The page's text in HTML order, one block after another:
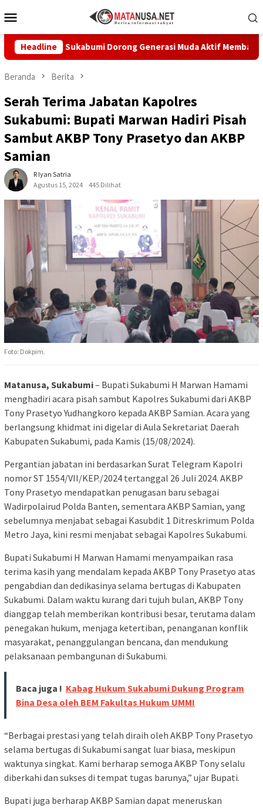
ke
Mobile
Headline
Sukabumi Dorong Generasi Muda Aktif Membangun Desa
Beranda Berita
Serah Terima Jabatan Kapolres
Sukabumi: Bupati Marwan Hadiri Pisah
Sambut AKBP Tony Prasetyo dan AKBP
Samian
R Iyan Satria
Agustus 15, 2024
445 Dilihat
Foto: Dokpim.
Matanusa, Sukabumi– Bupati Sukabumi H Marwan Hamami
menghadiri acara pisah sambut Kapolres Sukabumi dari AKBP
Tony Prasetyo Yudhangkoro kepada AKBP Samian. Acara yang
berlangsung khidmat ini digelar di Aula Sekretariat Daerah
Kabupaten Sukabumi, pada Kamis (15/08/2024).
Pergantian jabatan ini berdasarkan Surat Telegram Kapolri
nomor ST 1554/VII/KEP./2024 tertanggal 26 Juli 2024. AKBP
Tony Prasetyo mendapatkan penugasan baru sebagai
Wadirpolairud Polda Banten, sementara AKBP Samian, yang
sebelumnya menjabat sebagai Kasubdit 1 Ditreskrimum Polda
Metro Jaya, kini resmi menjabat sebagai Kapolres Sukabumi.
Bupati Sukabumi H Marwan Hamami menyampaikan rasa
terima kasih yang mendalam kepada AKBP Tony Prasetyo atas
pengabdian dan dedikasinya selama bertugas di Kabupaten
Sukabumi. Dalam waktu kurang dari tujuh bulan, AKBP Tony
dianggap telah memberikan kontribusi besar, terutama dalam
penegakan hukum, menjaga ketertiban, penanganan konflik
masyarakat, penanggulangan bencana, dan mendukung
pelaksanaan pembangunan di Sukabumi.
Baca juga ! Kabag Hukum Sukabumi Dukung Program
Bina Desa oleh BEM Fakultas Hukum UMMI
“Berbagai prestasi yang telah diraih oleh AKBP Tony Prasetyo
selama bertugas di Sukabumi sangat luar biasa, meskipun
waktunya singkat. Kami berharap semoga AKBP Tony selalu
diberkahi dan sukses di tempat tugas barunya,” ujar Bupati.
Bupati juga berharap AKBP Samian dapat meneruskan